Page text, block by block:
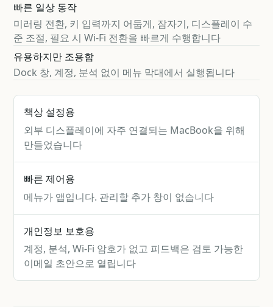
빠른 일상 동작
미러링 전환, 키 입력까지 어둡게, 잠자기, 디스플레이 수
준 조절, 필요 시 Wi-Fi 전환을 빠르게 수행합니다
유용하지만 조용함
Dock 창, 계정, 분석 없이 메뉴 막대에서 실행됩니다
책상 설정용
외부 디스플레이에 자주 연결되는 MacBook을 위해
만들었습니다
빠른 제어용
메뉴가 앱입니다. 관리할 추가 창이 없습니다
개인정보 보호용
계정, 분석, Wi-Fi 암호가 없고 피드백은 검토 가능한
이메일 초안으로 열립니다